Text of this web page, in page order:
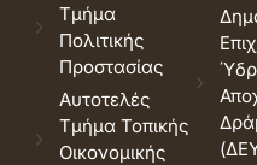
Τμήμα
Πολιτικής
Προστασίας
Αυτοτελές
Τμήμα Τοπικής
Οικονομικής